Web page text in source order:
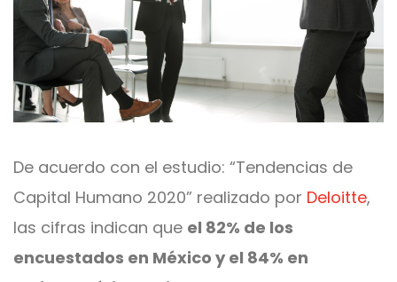
De acuerdo con el estudio: “Tendencias de
Capital Humano 2020” realizado por Deloitte,
las cifras indican que el 82% de los
encuestados en México y el 84% en